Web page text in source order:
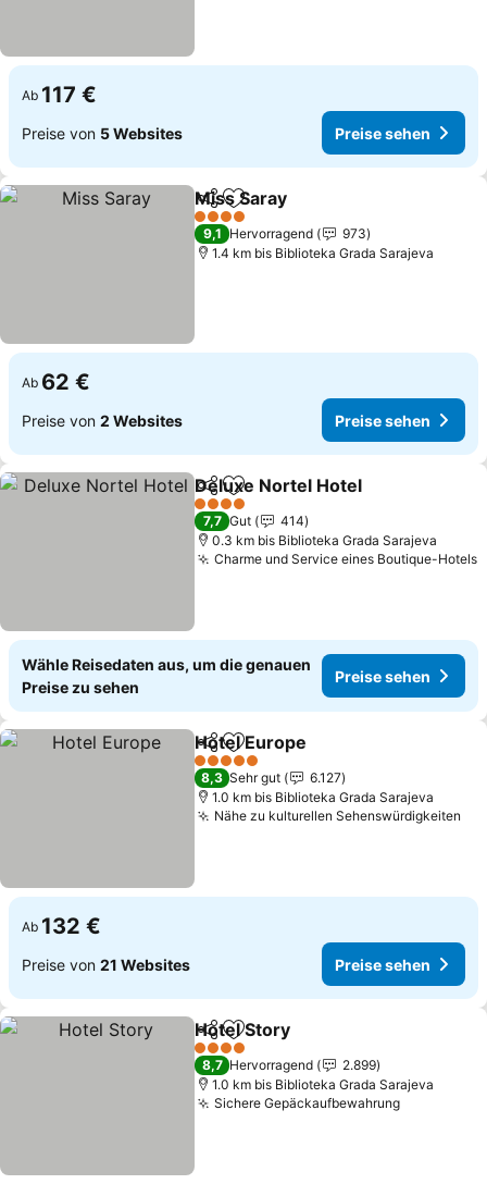
Ab 117 €
Preise von 5 Websites Preise sehen
TeilenZu Favoriten hinzufügen
Miss Saray
4 Sterne
9,1 Hervorragend
973
1.4 km bis Biblioteka Grada Sarajeva
Ab 62 €
Preise von 2 Websites Preise sehen
TeilenZu Favoriten hinzufügen
Deluxe Nortel Hotel
4 Sterne
7,7 Gut
414
0.3 km bis Biblioteka Grada Sarajeva
Charme und Service eines Boutique-Hotels
Wähle Reisedaten aus, um die genauen
Preise zu sehen
Preise sehen
TeilenZu Favoriten hinzufügen
Hotel Europe
5 Sterne
8,3 Sehr gut
6.127
1.0 km bis Biblioteka Grada Sarajeva
Nähe zu kulturellen Sehenswürdigkeiten
Ab 132 €
Preise von 21 Websites Preise sehen
TeilenZu Favoriten hinzufügen
Hotel Story
4 Sterne
8,7 Hervorragend
2.899
1.0 km bis Biblioteka Grada Sarajeva
Sichere GepäckaufbewahrungPreise